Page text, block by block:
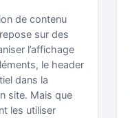
de contenu
sur des
l’affichage
le header
dans la
site. Mais que
les utiliser